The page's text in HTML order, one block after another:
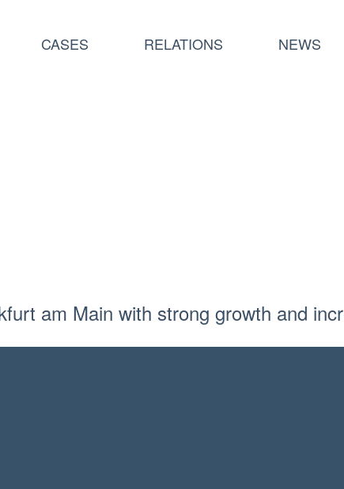
CASES RELATIONS NEWS
am Main with strong growth and